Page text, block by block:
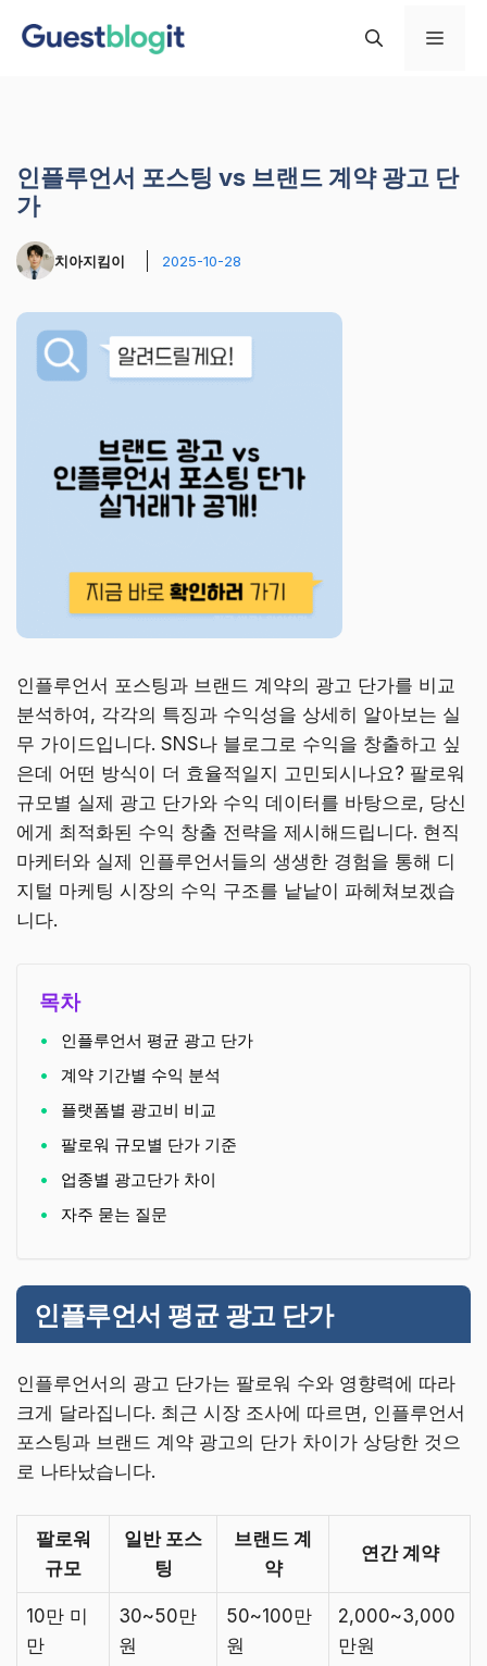
메
인플루언서 포스팅 vs 브랜드 계약 광고 단
가
치아지킴이 2025-10-28
인플루언서 포스팅과 브랜드 계약의 광고 단가를 비교
분석하여, 각각의 특징과 수익성을 상세히 알아보는 실
무 가이드입니다. SNS나 블로그로 수익을 창출하고 싶
은데 어떤 방식이 더 효율적일지 고민되시나요? 팔로워
규모별 실제 광고 단가와 수익 데이터를 바탕으로, 당신
에게 최적화된 수익 창출 전략을 제시해드립니다. 현직
마케터와 실제 인플루언서들의 생생한 경험을 통해 디
지털 마케팅 시장의 수익 구조를 낱낱이 파헤쳐보겠습
니다.
목차
인플루언서 평균 광고 단가
계약 기간별 수익 분석
플랫폼별 광고비 비교
팔로워 규모별 단가 기준
업종별 광고단가 차이
자주 묻는 질문
인플루언서 평균 광고 단가
인플루언서의 광고 단가는 팔로워 수와 영향력에 따라
크게 달라집니다. 최근 시장 조사에 따르면, 인플루언서
포스팅과 브랜드 계약 광고의 단가 차이가 상당한 것으
로 나타났습니다.
팔로워
규모
일반 포스
팅
브랜드 계
약
연간 계약
10만 미
만
30~50만
원
50~100만
원
2,000~3,000
만원